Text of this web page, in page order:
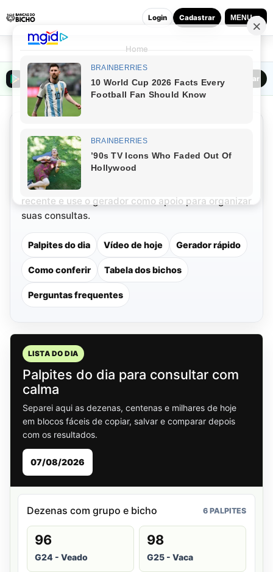
MENU ▼
Login Cadastrar
Home
Baixar o Bancas do Bicho na Play Store Baixar
Palpites do Dia do Jogo do
Bicho Hoje (07/08/2026)
Veja os números do dia, confira o vídeo mais
recente e use o gerador como apoio para organizar
suas consultas.
Palpites do dia Vídeo de hoje Gerador rápido
Como conferir Tabela dos bichos
Perguntas frequentes
LISTA DO DIA
Palpites do dia para consultar com
calma
Separei aqui as dezenas, centenas e milhares de hoje
em blocos fáceis de copiar, salvar e comparar depois
com os resultados.
07/08/2026
Dezenas com grupo e bicho 6 PALPITES
96
G24 - Veado
98
G25 - Vaca